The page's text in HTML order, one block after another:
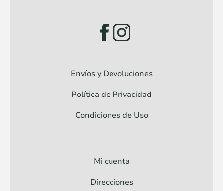
Envíos y Devoluciones
Política de Privacidad
Condiciones de Uso
Mi cuenta
Direcciones